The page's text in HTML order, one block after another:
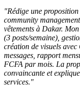
"Rédige une
community
vêtements à Dakar.
(3 posts/semaine),
création de visuels
messages, rapport
FCFA par mois. La
convaincante et
services."